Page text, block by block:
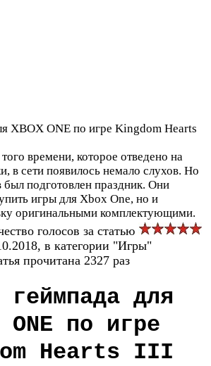
XBOX ONE по игре Kingdom Hearts
того времени, которое отведено на
в сети появилось немало слухов. Но
был подготовлен праздник. Они
игры для Xbox One, но и
оригинальными комплектующими.
голосов за статью
в категории "Игры"
прочитана 2327 раз
геймпада для
ONE по игре
Hearts III